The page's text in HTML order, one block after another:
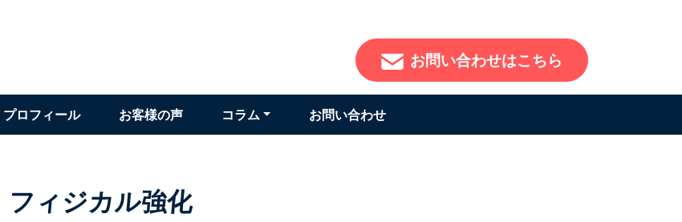
お問い合わせはこちら
プロフィール お客様の声 コラム お問い合わせ
フィジカル強化